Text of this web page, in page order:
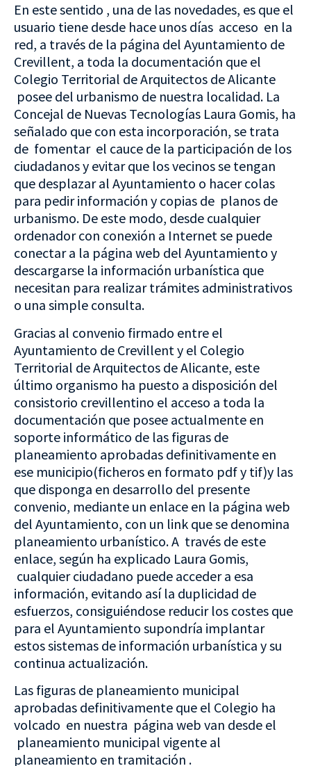
En este sentido , una de las novedades, es que el
usuario tiene desde hace unos días acceso en la
red, a través de la página del Ayuntamiento de
Crevillent, a toda la documentación que el
Colegio Territorial de Arquitectos de Alicante
posee del urbanismo de nuestra localidad. La
Concejal de Nuevas Tecnologías Laura Gomis, ha
señalado que con esta incorporación, se trata
de fomentar el cauce de la participación de los
ciudadanos y evitar que los vecinos se tengan
que desplazar al Ayuntamiento o hacer colas
para pedir información y copias de planos de
urbanismo. De este modo, desde cualquier
ordenador con conexión a Internet se puede
conectar a la página web del Ayuntamiento y
descargarse la información urbanística que
necesitan para realizar trámites administrativos
o una simple consulta.
Gracias al convenio firmado entre el
Ayuntamiento de Crevillent y el Colegio
Territorial de Arquitectos de Alicante, este
último organismo ha puesto a disposición del
consistorio crevillentino el acceso a toda la
documentación que posee actualmente en
soporte informático de las figuras de
planeamiento aprobadas definitivamente en
ese municipio(ficheros en formato pdf y tif)y las
que disponga en desarrollo del presente
convenio, mediante un enlace en la página web
del Ayuntamiento, con un link que se denomina
planeamiento urbanístico. A través de este
enlace, según ha explicado Laura Gomis,
cualquier ciudadano puede acceder a esa
información, evitando así la duplicidad de
esfuerzos, consiguiéndose reducir los costes que
para el Ayuntamiento supondría implantar
estos sistemas de información urbanística y su
continua actualización.
Las figuras de planeamiento municipal
aprobadas definitivamente que el Colegio ha
volcado en nuestra página web van desde el
planeamiento municipal vigente al
planeamiento en tramitación .